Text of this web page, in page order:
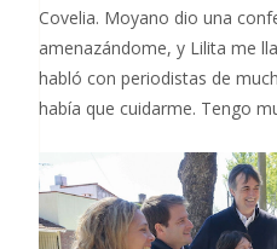
Covelia. Moyano dio una
amenazándome, y Lilita me
habló con periodistas de
había que cuidarme. Tengo